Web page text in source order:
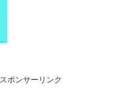
スポンサーリンク